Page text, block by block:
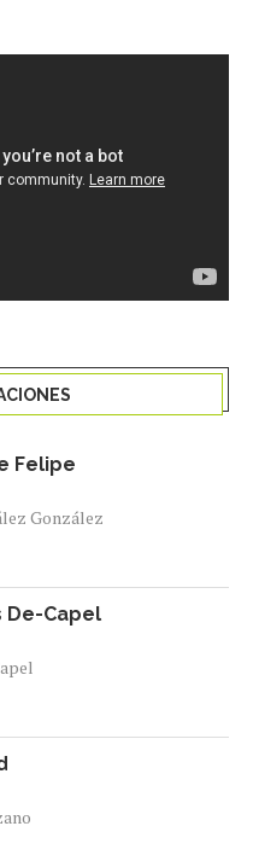
Felipe
González
De-Capel